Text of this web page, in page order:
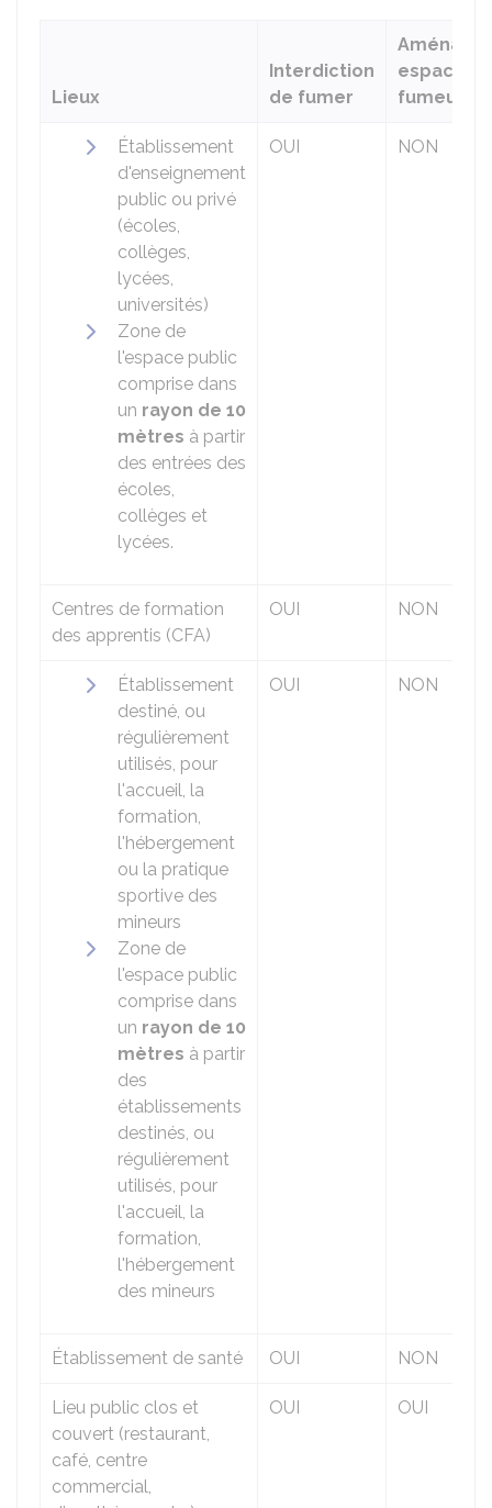
Lieux
Interdiction
de fumer
espace
fumeurs
Établissement
d'enseignement
public ou privé
(écoles,
collèges,
lycées,
universités)
Zone de
l'espace public
comprise dans
un rayon de 10
mètres à partir
des entrées des
écoles,
collèges et
lycées.
OUI NON
Centres de formation
des apprentis (CFA)
OUI NON
Établissement
destiné, ou
régulièrement
utilisés, pour
l'accueil, la
formation,
l'hébergement
ou la pratique
sportive des
mineurs
Zone de
l'espace public
comprise dans
un rayon de 10
mètres à partir
des
établissements
destinés, ou
régulièrement
utilisés, pour
l'accueil, la
formation,
l'hébergement
des mineurs
OUI NON
Établissement de santé OUI NON
Lieu public clos et
couvert (restaurant,
café, centre
commercial,
OUI OUI